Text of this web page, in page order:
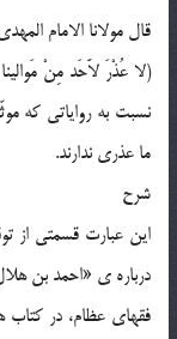
قال مولانا الامام
نسبت به رواياتى كه
ما عذرى ندارند.
شرح
اين عبارت قسمتى از
درباره ى «احمد بن
فقهاى عظام، در كتاب